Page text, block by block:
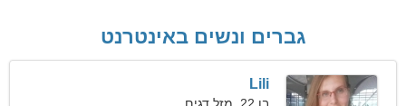
גברים ונשים באינטרנט
Lili